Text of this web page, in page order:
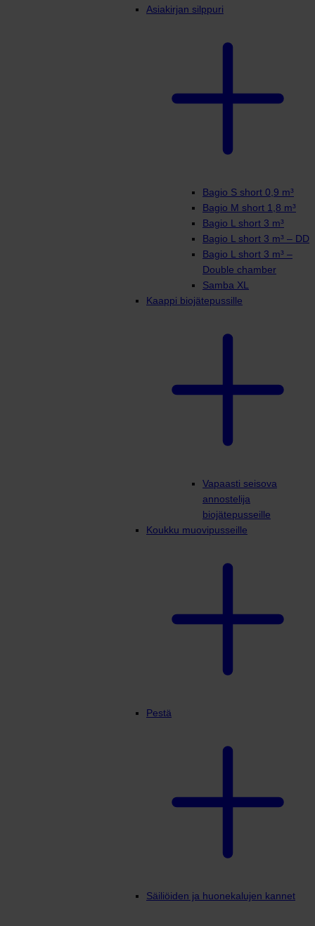
Asiakirjan silppuri
Bagio S short 0,9 m³
Bagio M short 1,8 m³
Bagio L short 3 m³
Bagio L short 3 m³ – DD
Bagio L short 3 m³ –
Double chamber
Samba XL
Kaappi biojätepussille
Vapaasti seisova
annostelija
biojätepusseille
Koukku muovipusseille
Pestä
Säiliöiden ja huonekalujen kannet